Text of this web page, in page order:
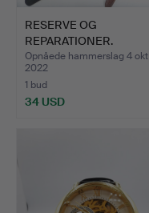
RESERVE OG
REPARATIONER.
Opnåede hammerslag 4 okt
2022
1 bud
34 USD